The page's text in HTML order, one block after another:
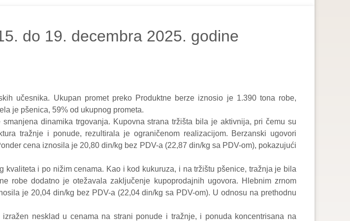
do 19. decembra 2025. godine
učesnika. Ukupan promet preko Produktne berze iznosio je 1.390 tona robe,
je pšenica, 59% od ukupnog prometa.
dinamika trgovanja. Kupovna strana tržišta bila je aktivnija, pri čemu su
tražnje i ponude, rezultirala je ograničenom realizacijom. Berzanski ugovori
cena iznosila je 20,80 din/kg bez PDV-a (22,87 din/kg sa PDV-om), pokazujući
i po nižim cenama. Kao i kod kukuruza, i na tržištu pšenice, tražnja je bila
robe dodatno je otežavala zaključenje kupoprodajnih ugovora. Hlebnim zrnom
je 20,04 din/kg bez PDV-a (22,04 din/kg sa PDV-om). U odnosu na prethodnu
nesklad u cenama na strani ponude i tražnje, i ponuda koncentrisana na